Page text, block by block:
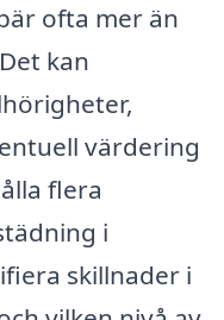
ofta mer än
kan
värdering
flera
i
skillnader i